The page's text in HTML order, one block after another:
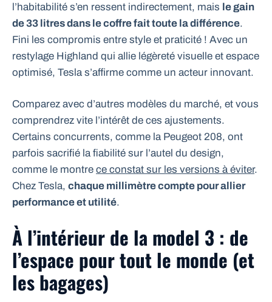
l’habitabilité s’en ressent indirectement, mais le gain
de 33 litres dans le coffre fait toute la différence.
Fini les compromis entre style et praticité ! Avec un
restylage Highland qui allie légèreté visuelle et espace
optimisé, Tesla s’affirme comme un acteur innovant.
Comparez avec d’autres modèles du marché, et vous
comprendrez vite l’intérêt de ces ajustements.
Certains concurrents, comme la Peugeot 208, ont
parfois sacrifié la fiabilité sur l’autel du design,
comme le montre ce constat sur les versions à éviter.
Chez Tesla, chaque millimètre compte pour allier
performance et utilité.
À l’intérieur de la model 3 : de
l’espace pour tout le monde (et
les bagages)